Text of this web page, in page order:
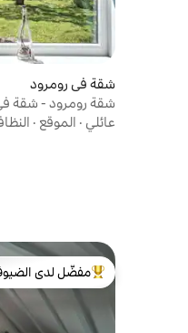
شقة في رومرود
شقة رومرود - شقة
عائلي · الموقع ·
من أبرز البيوت
مفضّل لدى